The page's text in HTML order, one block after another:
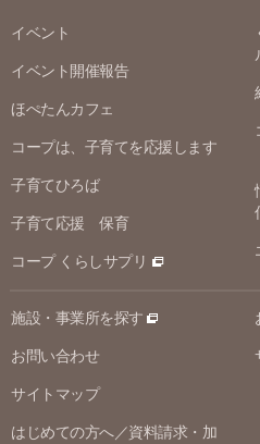
イベント
イベント開催報告
ほぺたんカフェ
コープは、子育てを応援します
子育てひろば
子育て応援 保育
コープ くらしサプリ
施設・事業所を探す
お問い合わせ
サイトマップ
はじめての方へ／資料請求・加